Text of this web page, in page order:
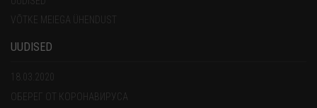
VÕTKE MEIEGA ÜHENDUST
UUDISED
18.03.2020
ОБЕРЕГ ОТ КОРОНАВИРУСА